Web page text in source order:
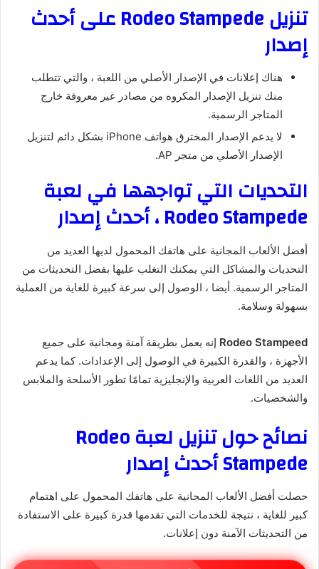
تنزيل Rodeo Stampede على أحدث
إصدار
هناك إعلانات في الإصدار الأصلي من اللعبة ، والتي تتطلب
منك تنزيل الإصدار المكروه من مصادر غير معروفة خارج
المتاجر الرسمية.
لا يدعم الإصدار المخترق هواتف iPhone بشكل دائم لتنزيل
الإصدار الأصلي من متجر AP.
التحديات التي تواجهها في لعبة
Rodeo Stampede ، أحدث إصدار
أفضل الألعاب المجانية على هاتفك المحمول لديها العديد من
التحديات والمشاكل التي يمكنك التغلب عليها بفضل التحديثات من
المتاجر الرسمية. أيضا ، الوصول إلى سرعة كبيرة للغاية من العملية
بسهولة وسلامة.
Rodeo Stampeed إنه يعمل بطريقة آمنة ومجانية على جميع
الأجهزة ، والقدرة الكبيرة في الوصول إلى الإعدادات. كما يدعم
العديد من اللغات العربية والإنجليزية تمامًا تطور الأسلحة والملابس
والشخصيات.
نصائح حول تنزيل لعبة Rodeo
Stampede أحدث إصدار
حصلت أفضل الألعاب المجانية على هاتفك المحمول على اهتمام
كبير للغاية ، نتيجة للخدمات التي تقدمها قدرة كبيرة على الاستفادة
من التحديثات الآمنة دون إعلانات.